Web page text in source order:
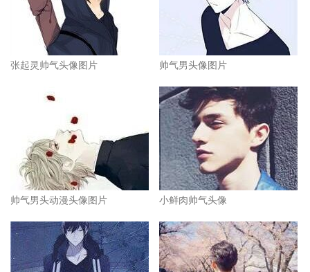
张起灵帅气头像图片 帅气男头像图片
帅气男头动漫头像图片 小鲜肉帅气头像